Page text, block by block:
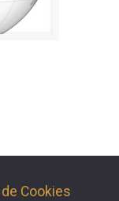
Cookies